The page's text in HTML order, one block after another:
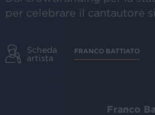
per celebrare il cantautore
Scheda
artista
FRANCO BATTIATO
Franco